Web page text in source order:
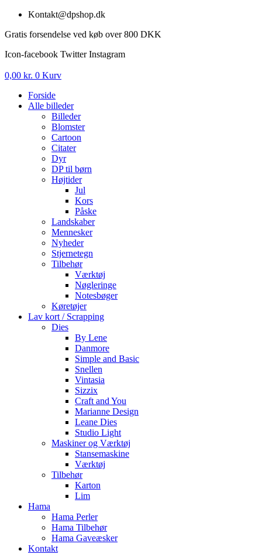
Videre
indhold
Kontakt@dpshop.dk
Gratis forsendelse ved køb over 800 DKK
Icon-facebook Twitter Instagram
0,00 kr. 0 Kurv
Forside
Alle billeder
Billeder
Blomster
Cartoon
Citater
Dyr
DP til børn
Højtider
Jul
Kors
Påske
Landskaber
Mennesker
Nyheder
Stjernetegn
Tilbehør
Værktøj
Nøgleringe
Notesbøger
Køretøjer
Lav kort / Scrapping
Dies
By Lene
Danmore
Simple and Basic
Snellen
Vintasia
Sizzix
Craft and You
Marianne Design
Leane Dies
Studio Light
Maskiner og Værktøj
Stansemaskine
Værktøj
Tilbehør
Karton
Lim
Hama
Hama Perler
Hama Tilbehør
Hama Gaveæsker
Kontakt